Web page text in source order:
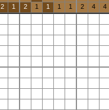
2 1 2 1 1 1 1 2 4 4